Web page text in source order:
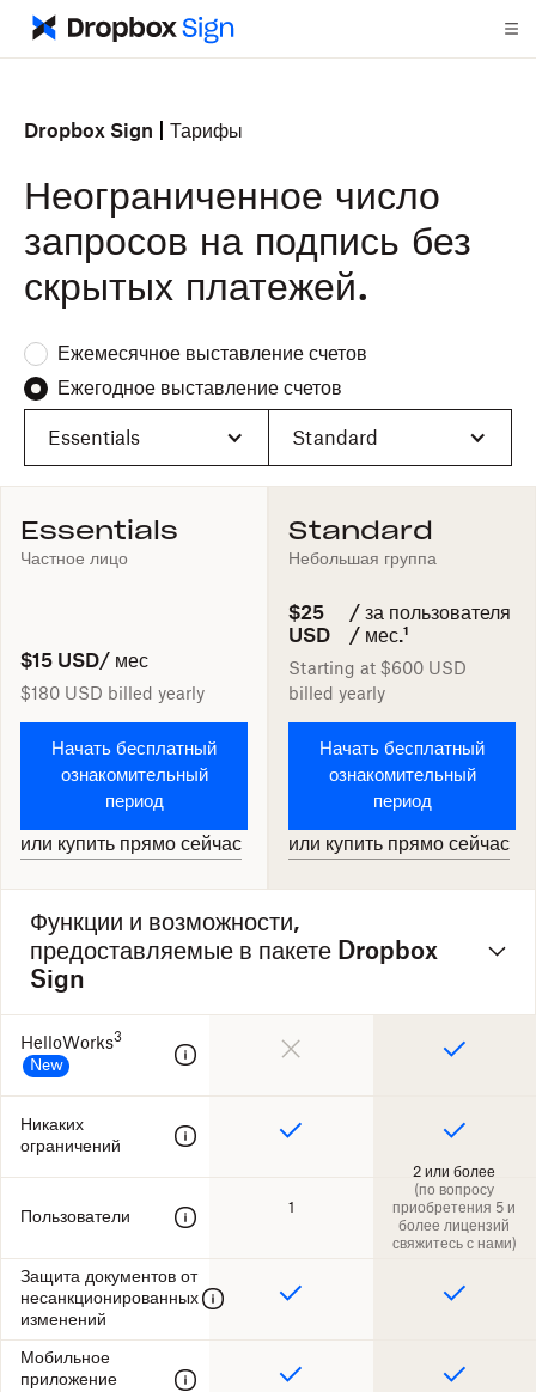
Dropbox Sign Тарифы
Неограниченное число
запросов на подпись без
скрытых платежей.
Ежемесячное выставление счетов
Ежегодное выставление счетов
Essentials Standard
Essentials
Частное лицо
$15 USD/ мес
$180 USD billed yearly
Начать бесплатный
ознакомительный
период
или купить прямо сейчас
Standard
Небольшая группа
$25
USD
/ за пользователя
/ мес.¹
Starting at $600 USD
billed yearly
Начать бесплатный
ознакомительный
период
или купить прямо сейчас
Функции и возможности,
предоставляемые в пакете Dropbox
Sign
HelloWorks3
New
Никаких
ограничений
Пользователи
Защита документов от
несанкционированных
изменений
Мобильное
приложение
1
2 или более
(по вопросу
приобретения 5 и
более лицензий
свяжитесь с нами)